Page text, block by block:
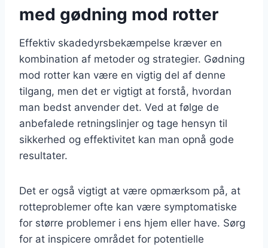
med gødning mod rotter
Effektiv skadedyrsbekæmpelse kræver en
kombination af metoder og strategier. Gødning
mod rotter kan være en vigtig del af denne
tilgang, men det er vigtigt at forstå, hvordan
man bedst anvender det. Ved at følge de
anbefalede retningslinjer og tage hensyn til
sikkerhed og effektivitet kan man opnå gode
resultater.
Det er også vigtigt at være opmærksom på, at
rotteproblemer ofte kan være symptomatiske
for større problemer i ens hjem eller have. Sørg
for at inspicere området for potentielle